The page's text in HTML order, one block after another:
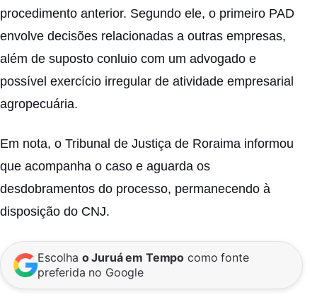
procedimento anterior. Segundo ele, o primeiro PAD
envolve decisões relacionadas a outras empresas,
além de suposto conluio com um advogado e
possível exercício irregular de atividade empresarial
agropecuária.
Em nota, o Tribunal de Justiça de Roraima informou
que acompanha o caso e aguarda os
desdobramentos do processo, permanecendo à
disposição do CNJ.
Escolha o Juruá em Tempo como fonte
preferida no Google